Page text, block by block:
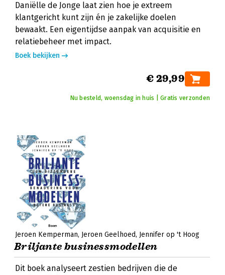
Daniëlle de Jonge laat zien hoe je extreem
klantgericht kunt zijn én je zakelijke doelen
bewaakt. Een eigentijdse aanpak van acquisitie en
relatiebeheer met impact.
Boek bekijken
€ 29,99
Nu besteld, woensdag in huis | Gratis verzonden
Jeroen Kemperman Jeroen Geelhoed Jennifer op 't Hoog
Briljante businessmodellen
Dit boek analyseert zestien bedrijven die de